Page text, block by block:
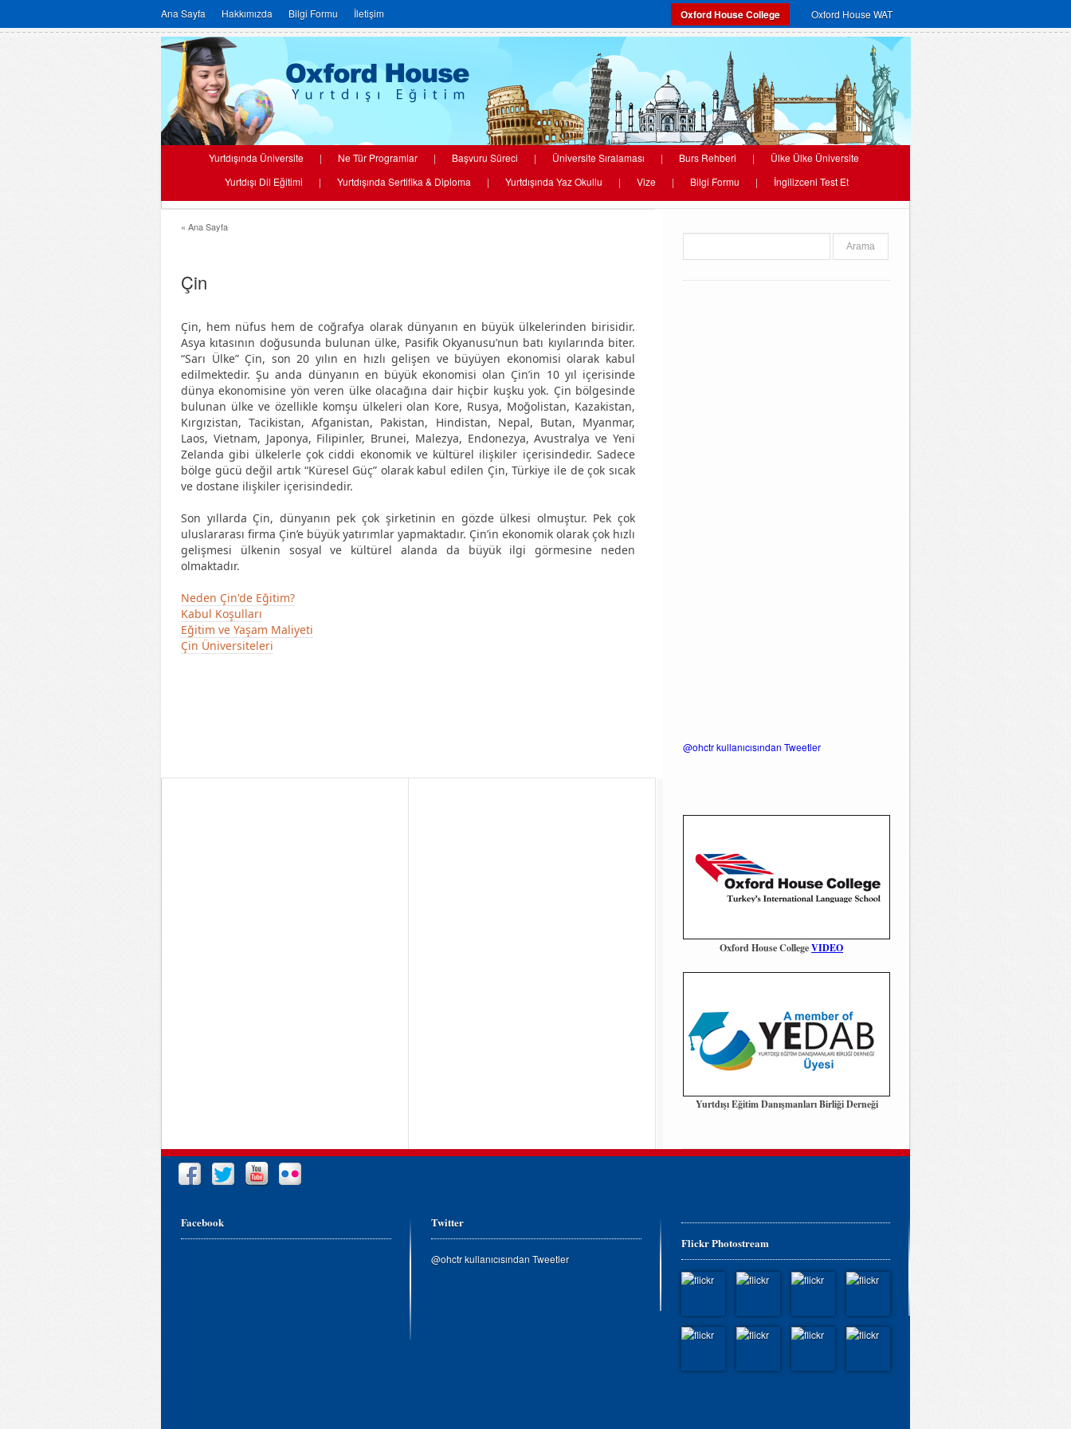
Ana Sayfa Hakkımızda Bilgi Formu İletişim Oxford House College Oxford House WAT
Yurtdışında Üniversite | Ne Tür Programlar | Başvuru Süreci | Üniversite Sıralaması | Burs Rehberi |
Ülke Ülke Üniversite
Yurtdışı Dil Eğitimi
| Yurtdışında Sertifika & Diploma | Yurtdışında Yaz Okullu | Vize | Bilgi Formu | İngilizceni Test Et
« Ana Sayfa
Çin
Çin, hem nüfus hem de coğrafya olarak dünyanın en büyük ülkelerinden birisidir.
Asya kıtasının doğusunda bulunan ülke, Pasifik Okyanusu’nun batı kıyılarında biter.
“Sarı Ülke” Çin, son 20 yılın en hızlı gelişen ve büyüyen ekonomisi olarak kabul
edilmektedir. Şu anda dünyanın en büyük ekonomisi olan Çin’in 10 yıl içerisinde
dünya ekonomisine yön veren ülke olacağına dair hiçbir kuşku yok. Çin bölgesinde
bulunan ülke ve özellikle komşu ülkeleri olan Kore, Rusya, Moğolistan, Kazakistan,
Kırgızistan, Tacikistan, Afganistan, Pakistan, Hindistan, Nepal, Butan, Myanmar,
Laos, Vietnam, Japonya, Filipinler, Brunei, Malezya, Endonezya, Avustralya ve Yeni
Zelanda gibi ülkelerle çok ciddi ekonomik ve kültürel ilişkiler içerisindedir. Sadece
bölge gücü değil artık “Küresel Güç” olarak kabul edilen Çin, Türkiye ile de çok sıcak
ve dostane ilişkiler içerisindedir.
Son yıllarda Çin, dünyanın pek çok şirketinin en gözde ülkesi olmuştur. Pek çok
uluslararası firma Çin’e büyük yatırımlar yapmaktadır. Çin’in ekonomik olarak çok hızlı
gelişmesi ülkenin sosyal ve kültürel alanda da büyük ilgi görmesine neden
olmaktadır.
Neden Çin'de Eğitim?
Kabul Koşulları
Eğitim ve Yaşam Maliyeti
Çin Üniversiteleri
@ohctr kullanıcısından Tweetler
Oxford House CollegeVIDEO
Yurtdışı Eğitim Danışmanları Birliği Derneği
Facebook Twitter
@ohctr kullanıcısından Tweetler
Flickr Photostream